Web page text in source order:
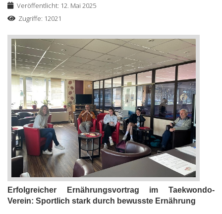
Veröffentlicht: 12. Mai 2025
Zugriffe: 12021
Erfolgreicher Ernährungsvortrag im Taekwondo-
Verein: Sportlich stark durch bewusste Ernährung